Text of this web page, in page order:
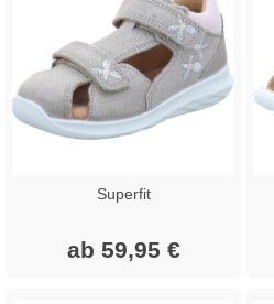
Superfit
ab 59,95 €